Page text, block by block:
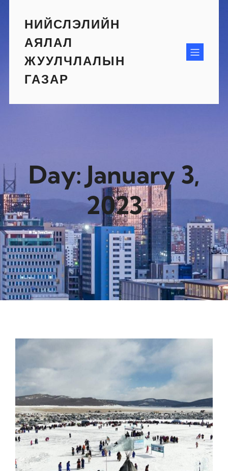
contentНИЙСЛЭЛИЙН
АЯЛАЛ
ЖУУЛЧЛАЛЫН
ГАЗАР
Day: January 3,
2023